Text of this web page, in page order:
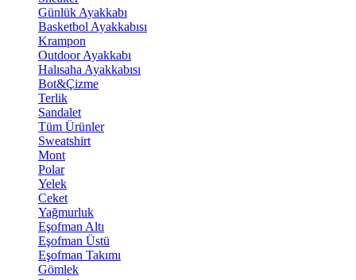
Günlük Ayakkabı
Basketbol Ayakkabısı
Krampon
Outdoor Ayakkabı
Halısaha Ayakkabısı
Bot&Çizme
Terlik
Sandalet
Tüm Ürünler
Sweatshirt
Mont
Polar
Yelek
Ceket
Yağmurluk
Eşofman Altı
Eşofman Üstü
Eşofman Takımı
Gömlek